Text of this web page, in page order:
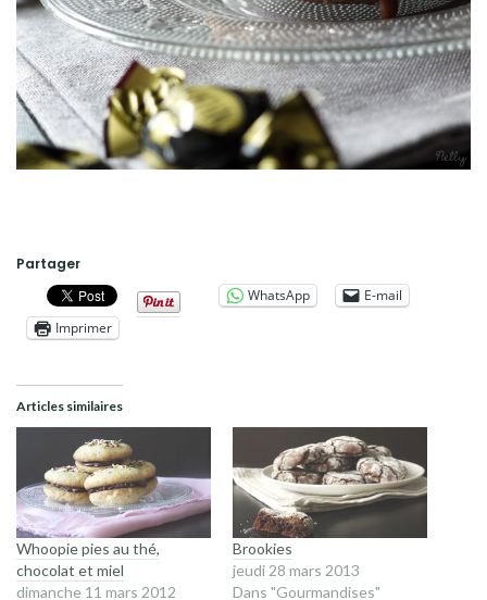
Partager
WhatsApp
E-mail
Imprimer
Articles similaires
Whoopie pies au thé,
chocolat et miel
dimanche 11 mars 2012
Brookies
jeudi 28 mars 2013
Dans "Gourmandises"